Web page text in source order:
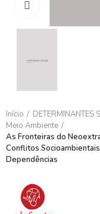
Início
DETERMINANTES
Meio Ambiente
As Fronteiras do
Conflitos
Dependências